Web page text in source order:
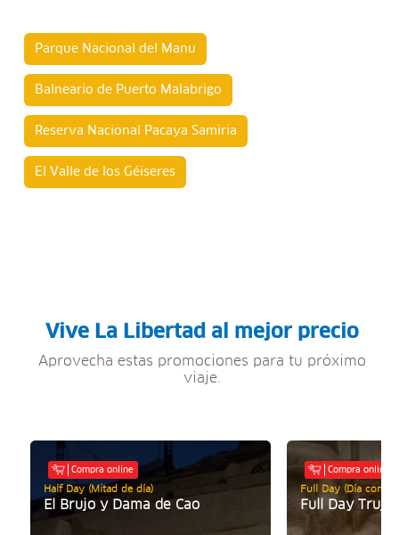
Parque Nacional del Manu
Balneario de Puerto Malabrigo
Reserva Nacional Pacaya Samiria
El Valle de los Géiseres
Vive La Libertad al mejor precio
Aprovecha estas promociones para tu próximo
viaje.
Compra online
Half Day (Mitad de día)
El Brujo y Dama de Cao
Compra online
Full Day (Día
Full Day